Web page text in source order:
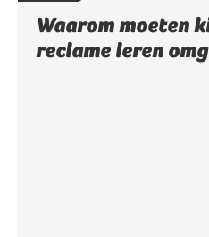
Waarom moeten
reclame leren